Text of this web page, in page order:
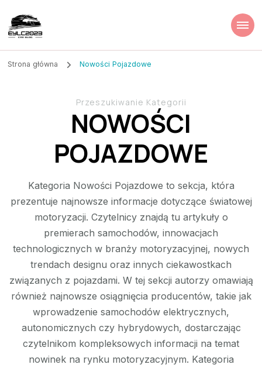
Strona główna Nowości Pojazdowe
Przeszukiwanie Kategorii
NOWOŚCI
POJAZDOWE
Kategoria Nowości Pojazdowe to sekcja, która
prezentuje najnowsze informacje dotyczące światowej
motoryzacji. Czytelnicy znajdą tu artykuły o
premierach samochodów, innowacjach
technologicznych w branży motoryzacyjnej, nowych
trendach designu oraz innych ciekawostkach
związanych z pojazdami. W tej sekcji autorzy omawiają
również najnowsze osiągnięcia producentów, takie jak
wprowadzenie samochodów elektrycznych,
autonomicznych czy hybrydowych, dostarczając
czytelnikom kompleksowych informacji na temat
nowinek na rynku motoryzacyjnym. Kategoria